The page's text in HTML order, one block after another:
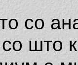
со
што